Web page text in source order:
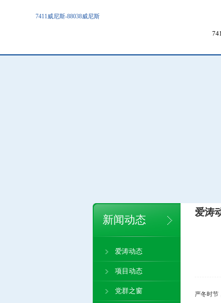
7411威尼斯-88038威尼斯
爱涛
严冬时节
新闻动态
爱涛动态
项目动态
党群之窗